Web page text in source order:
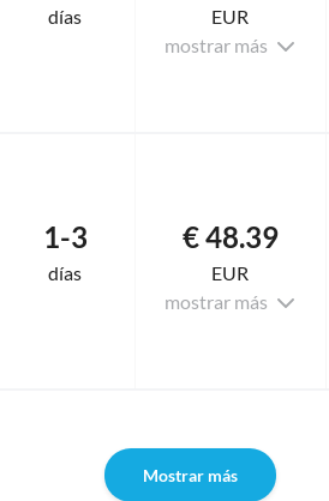
días
EUR
mostrar más
1-3
días
€ 48.39
EUR
mostrar más
Mostrar más